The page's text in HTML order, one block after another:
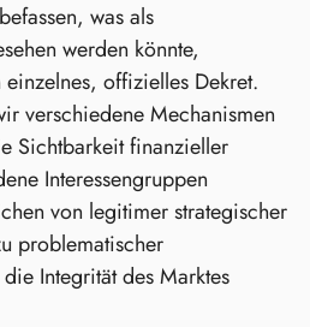
was als
werden könnte,
offizielles Dekret.
verschiedene Mechanismen
Sichtbarkeit finanzieller
Interessengruppen
von legitimer strategischer
problematischer
Integrität des Marktes